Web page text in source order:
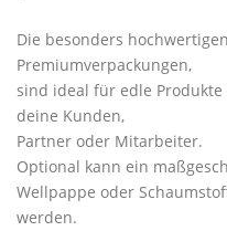
Die besonders
Premiumverpackungen,
sind ideal für edle
deine Kunden,
Partner oder Mitarbeiter.
Optional kann ein
Wellpappe oder
werden.